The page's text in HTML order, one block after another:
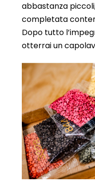
abbastanza
completata
Dopo tutto
otterrai un